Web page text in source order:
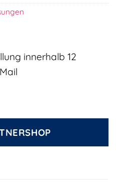
innerhalb 12